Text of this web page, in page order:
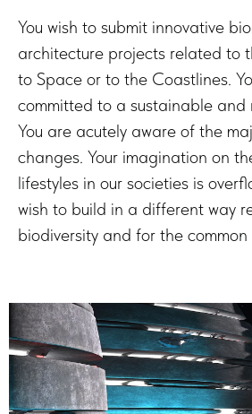
You wish to submit innovative
architecture projects related to
to Space or to the Coastlines.
committed to a sustainable and
You are acutely aware of the
changes. Your imagination on
lifestyles in our societies is
wish to build in a different way
biodiversity and for the